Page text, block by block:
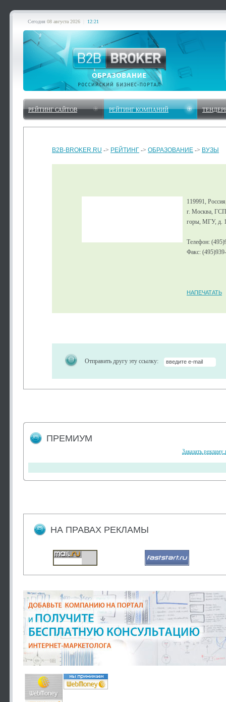
Сегодня 08 августа 2026 12:21
РЕЙТИНГ САЙТОВ РЕЙТИНГ КОМПАНИЙ
B2B-BROKER.RU -> РЕЙТИНГ -> ОБРАЗОВАНИЕ -> ВУЗЫ
119991,
г. Москва,
горы, МГУ, д.
Телефон:
Факс:
НАПЕЧАТАТЬ
Отправить другу эту ссылку:
ПРЕМИУМ
Заказать рекламу
НА ПРАВАХ РЕКЛАМЫ